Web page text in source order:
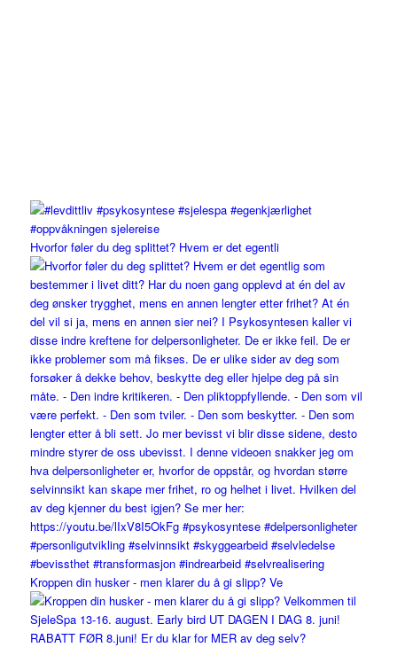
Hvorfor føler du deg splittet? Hvem er det egentli
Kroppen din husker - men klarer du å gi slipp? Ve
RABATT FØR 8.juni! Er du klar for MER av deg selv?